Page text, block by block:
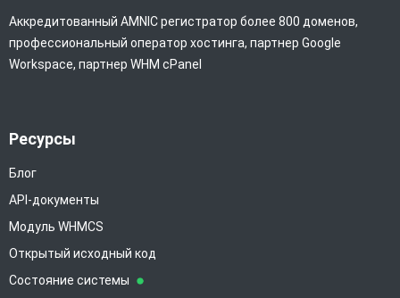
Аккредитованный AMNIC регистратор более 800 доменов,
профессиональный оператор хостинга, партнер Google
Workspace, партнер WHM cPanel
Ресурсы
Блог
API-документы
Модуль WHMCS
Открытый исходный код
Состояние системы